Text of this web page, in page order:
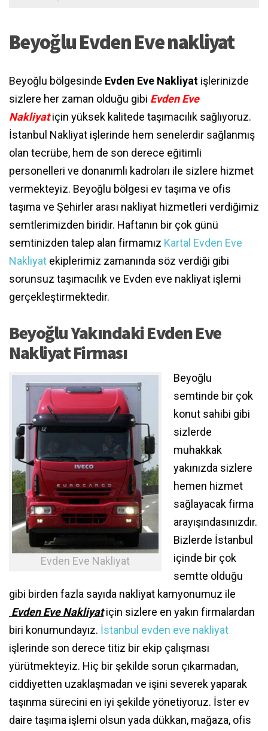
Beyoğlu Evden Eve nakliyat
Beyoğlu bölgesinde Evden Eve Nakliyat işlerinizde
sizlere her zaman olduğu gibi Evden Eve
Nakliyatiçin yüksek kalitede taşımacılık sağlıyoruz.
İstanbul Nakliyat işlerinde hem senelerdir sağlanmış
olan tecrübe, hem de son derece eğitimli
personelleri ve donanımlı kadroları ile sizlere hizmet
vermekteyiz. Beyoğlu bölgesi ev taşıma ve ofis
taşıma ve Şehirler arası nakliyat hizmetleri verdiğimiz
semtlerimizden biridir. Haftanın bir çok günü
semtinizden talep alan firmamız Kartal Evden Eve
Nakliyat ekiplerimiz zamanında söz verdiği gibi
sorunsuz taşımacılık ve Evden eve nakliyat işlemi
gerçekleştirmektedir.
Beyoğlu Yakındaki Evden Eve
Nakliyat Firması
Evden Eve Nakliyat
Beyoğlu
semtinde bir çok
konut sahibi gibi
sizlerde
muhakkak
yakınızda sizlere
hemen hizmet
sağlayacak firma
arayışındasınızdır.
Bizlerde İstanbul
içinde bir çok
semtte olduğu
gibi birden fazla sayıda nakliyat kamyonumuz ile
Evden Eve Nakliyatiçin sizlere en yakın firmalardan
biri konumundayız. İstanbul evden eve nakliyat
işlerinde son derece titiz bir ekip çalışması
yürütmekteyiz. Hiç bir şekilde sorun çıkarmadan,
ciddiyetten uzaklaşmadan ve işini severek yaparak
taşınma sürecini en iyi şekilde yönetiyoruz. İster ev
daire taşıma işlemi olsun yada dükkan, mağaza, ofis